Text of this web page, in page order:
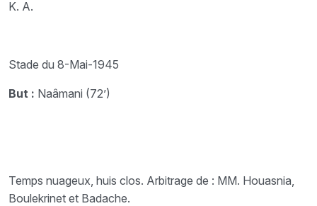
K. A.
Stade du 8-Mai-1945
But : Naâmani (72’)
Temps nuageux, huis clos. Arbitrage de : MM. Houasnia,
Boulekrinet et Badache.